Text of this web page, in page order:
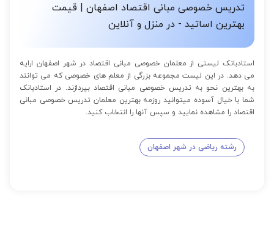
تدریس خصوصی مبانی اقتصاد اصفهان | قیمت
بهترین اساتید - در منزل و آنلاین
استادبانک لیستی از معلمان خصوصی مبانی اقتصاد در شهر اصفهان ارایه
می دهد. در این لیست مجموعه بزرگی از معلم های خصوصی که می توانند
به بهترین نحو به تدریس خصوصی مبانی اقتصاد بپردازند. در استادبانک
شما با خیال آسوده میتوانید روزمه بهترین معلمان تدریس خصوصی مبانی
اقتصاد را مشاهده نمایید و سپس آنها را انتخاب کنید.
رشته ریاضی در شهر اصفهان